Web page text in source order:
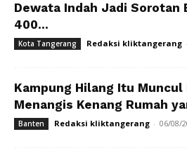
Dewata Indah Jadi Sorotan
400...
Kota Tangerang Redaksi kliktangerang -
Kampung Hilang Itu Muncul
Menangis Kenang Rumah
Banten Redaksi kliktangerang - 06/08/